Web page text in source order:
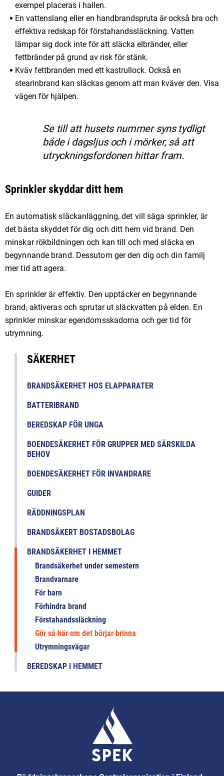
exempel placeras i hallen.
En vattenslang eller en handbrandspruta är också bra och
effektiva redskap för förstahandssläckning. Vatten
lämpar sig dock inte för att släcka elbränder, eller
fettbränder på grund av risk för stänk.
Kväv fettbranden med ett kastrullock. Också en
stearinbrand kan släckas genom att man kväver den. Visa
vägen för hjälpen.
Se till att husets nummer syns tydligt
både i dagsljus och i mörker, så att
utryckningsfordonen hittar fram.
Sprinkler skyddar ditt hem
En automatisk släckanläggning, det vill säga sprinkler, är
det bästa skyddet för dig och ditt hem vid brand. Den
minskar rökbildningen och kan till och med släcka en
begynnande brand. Dessutom ger den dig och din familj
mer tid att agera.
En sprinkler är effektiv. Den upptäcker en begynnande
brand, aktiveras och sprutar ut släckvatten på elden. En
sprinkler minskar egendomsskadorna och ger tid för
utrymning.
SÄKERHET
BRANDSÄKERHET HOS ELAPPARATER
BATTERIBRAND
BEREDSKAP FÖR UNGA
BOENDESÄKERHET FÖR GRUPPER MED SÄRSKILDA
BEHOV
BOENDESÄKERHET FÖR INVANDRARE
GUIDER
RÄDDNINGSPLAN
BRANDSÄKERT BOSTADSBOLAG
BRANDSÄKERHET I HEMMET
Brandsäkerhet under semestern
Brandvarnare
För barn
Förhindra brand
Förstahandssläckning
Gör så här om det börjar brinna
Utrymningsvägar
BEREDSKAP I HEMMET